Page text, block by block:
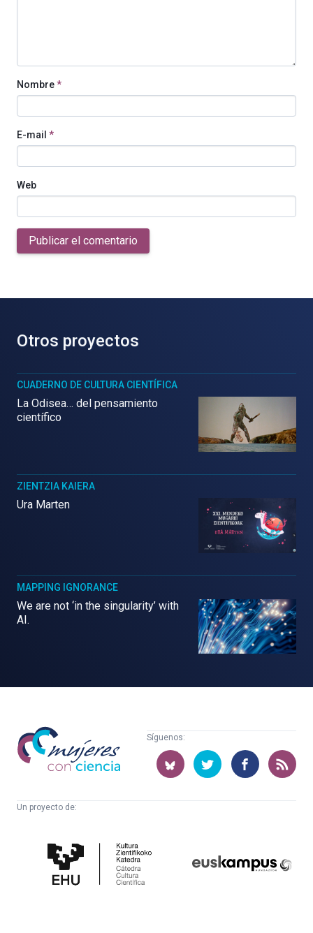
Nombre*
E-mail *
Web
Publicar el comentario
Otros proyectos
CUADERNO DE CULTURA CIENTÍFICA
La Odisea… del pensamiento
científico
ZIENTZIA KAIERA
Ura Marten
MAPPING IGNORANCE
We are not ‘in the singularity’ with
AI.
Mujeres
con
ciencia
Síguenos:
Un proyecto de:
Cultura
Científica